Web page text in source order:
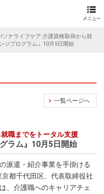
ソナライフケア 介護資格取得から就
ジプログラム』10月5日開始
一覧ページへ
職までをトータル支援
ラム』10月5日開始
派遣・紹介事業を手掛ける
都千代田区、代表取締役社
、介護職へのキャリアチェ